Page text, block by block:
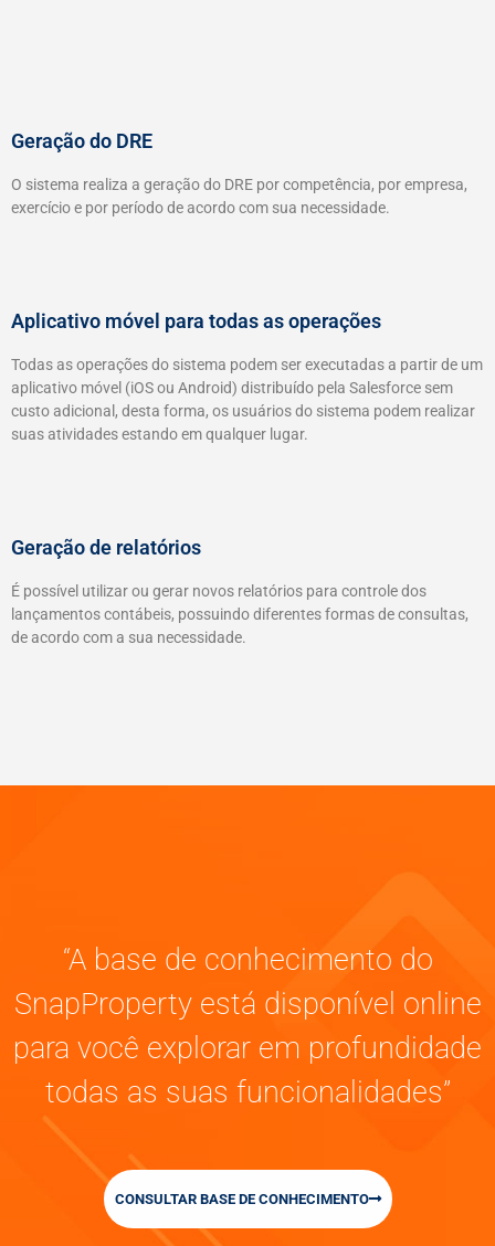
Geração do DRE
O sistema realiza a geração do DRE por competência, por empresa,
exercício e por período de acordo com sua necessidade.
Aplicativo móvel para todas as operações
Todas as operações do sistema podem ser executadas a partir de um
aplicativo móvel (iOS ou Android) distribuído pela Salesforce sem
custo adicional, desta forma, os usuários do sistema podem realizar
suas atividades estando em qualquer lugar.
Geração de relatórios
É possível utilizar ou gerar novos relatórios para controle dos
lançamentos contábeis, possuindo diferentes formas de consultas,
de acordo com a sua necessidade.
“A base de conhecimento do
SnapProperty está disponível online
para você explorar em profundidade
todas as suas funcionalidades”
CONSULTAR BASE DE CONHECIMENTO